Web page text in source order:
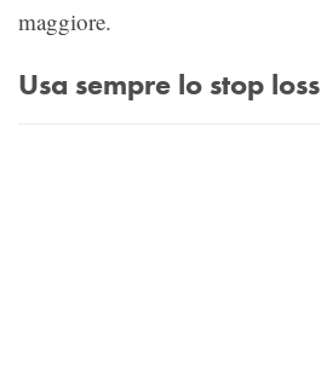
maggiore.
Usa sempre lo stop loss